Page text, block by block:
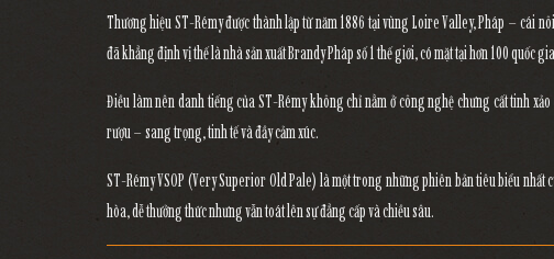
Thương hiệuST-Rémyđược thành lập từ năm 1886 tại vùng Loire Valley, Pháp – cái
đã khẳng định vị thế lànhà sản xuất Brandy Pháp số 1 thế giới, có mặt tại hơn 100 quốc
Điều làm nên danh tiếng của ST-Rémy không chỉ nằm ở công nghệ chưng cất tinh
rượu – sang trọng, tinh tế và đầy cảm xúc.
ST-Rémy VSOP (Very Superior Old Pale) là một trong những phiên bản tiêu biểu
hòa, dễ thưởng thức nhưng vẫn toát lên sự đẳng cấp và chiều sâu.